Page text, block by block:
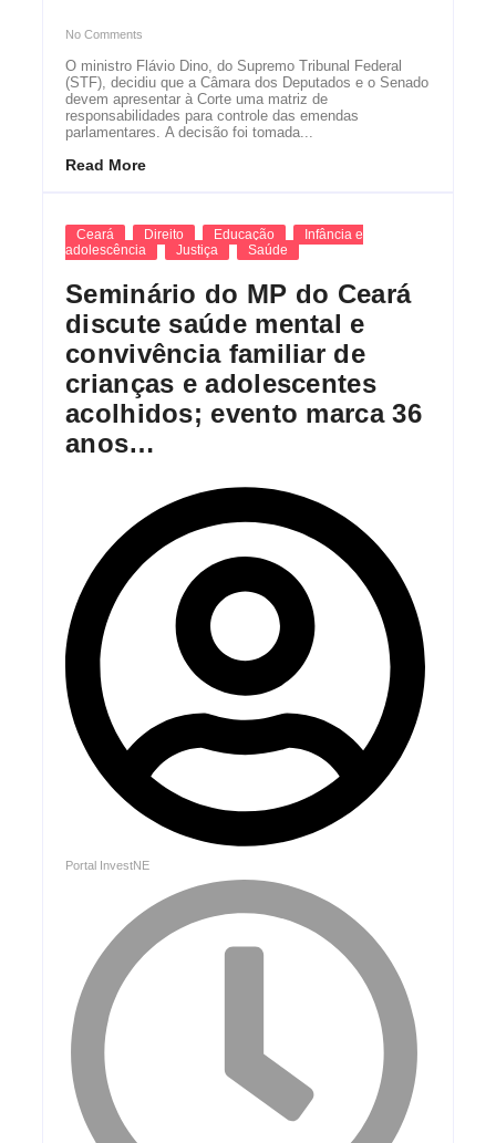
No Comments
O ministro Flávio Dino, do Supremo Tribunal Federal
(STF), decidiu que a Câmara dos Deputados e o Senado
devem apresentar à Corte uma matriz de
responsabilidades para controle das emendas
parlamentares. A decisão foi tomada...
Read More
Ceará Direito Educação
Infância e
adolescência
Justiça Saúde
Seminário do MP do Ceará
discute saúde mental e
convivência familiar de
crianças e adolescentes
acolhidos; evento marca 36
anos…
Portal InvestNE